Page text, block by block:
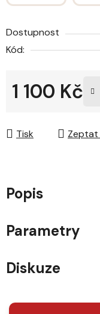
Dostupnost
Kód:
1 100 Kč
Tisk Zeptat
Popis
Parametry
Diskuze